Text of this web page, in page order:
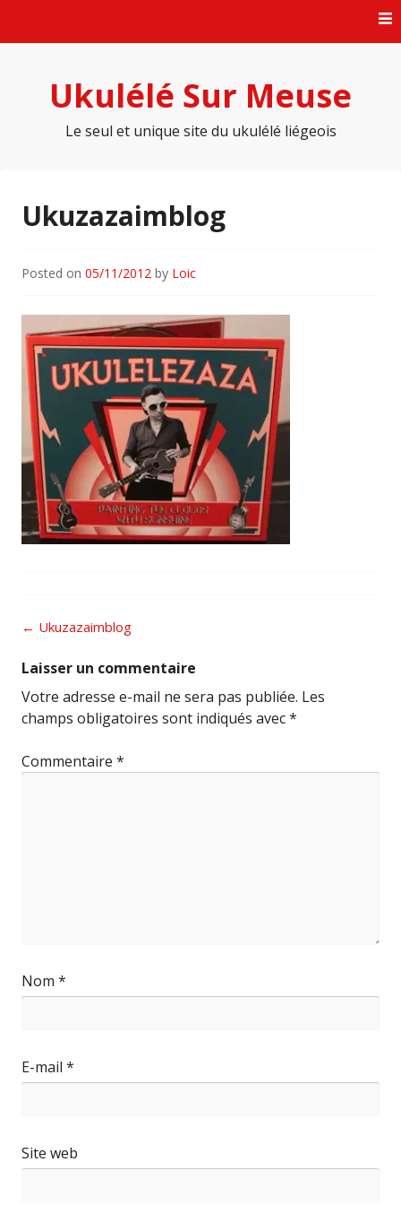
Ukulélé Sur Meuse
Le seul et unique site du ukulélé liégeois
Ukuzazaimblog
Posted on 05/11/2012 by Loic
Post
← Ukuzazaimblog
Laisser un commentaire
Votre adresse e-mail ne sera pas publiée. Les
champs obligatoires sont indiqués avec*
Commentaire *
Nom *
E-mail *
Site web